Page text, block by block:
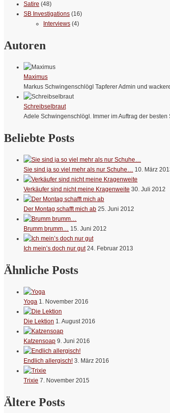
Satire (48)
SB Investigations (16)
Interviews (4)
Autoren
Maximus
Markus Schwingenschlögl Tapferer Admin und
Schreibselbraut
Adele Schwingenschlögl. Immer im Auftrag der besten
Beliebte Posts
Sie sind ja so viel mehr als nur Schuhe… 10. März
Verkäufer sind nicht meine Kragenweite 30. Juli 2012
Der Montag schafft mich ab 25. Juni 2012
Brumm brumm… 15. Juni 2012
Ich mein’s doch nur gut 24. Februar 2013
Ähnliche Posts
Yoga 1. November 2016
Die Lektion 1. August 2016
Katzensoap 9. Juni 2016
Endlich allergisch! 3. März 2016
Trixie 7. November 2015
Ältere Posts